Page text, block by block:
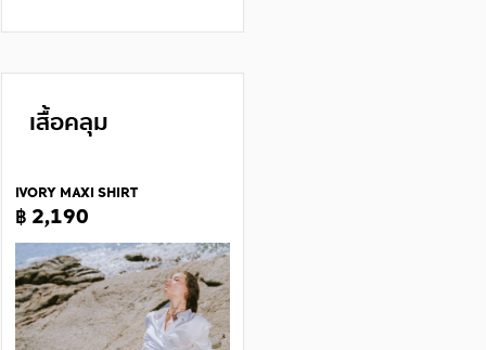
เสื้อคลุม
IVORY MAXI SHIRT
฿ 2,190